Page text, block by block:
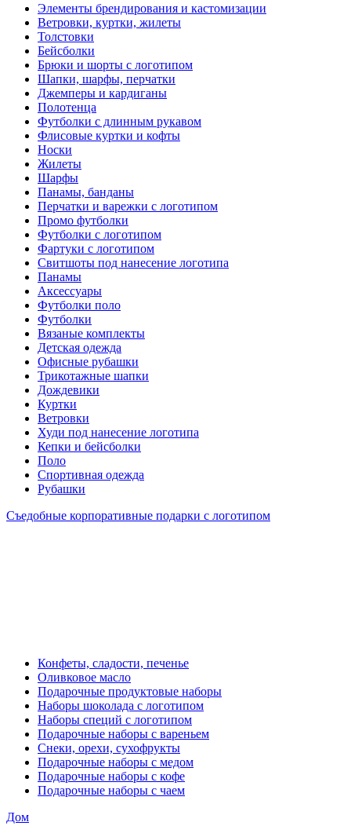
Элементы брендирования и кастомизации
Ветровки, куртки, жилеты
Толстовки
Бейсболки
Брюки и шорты с логотипом
Шапки, шарфы, перчатки
Джемперы и кардиганы
Полотенца
Футболки с длинным рукавом
Флисовые куртки и кофты
Носки
Жилеты
Шарфы
Панамы, банданы
Перчатки и варежки с логотипом
Промо футболки
Футболки с логотипом
Фартуки с логотипом
Свитшоты под нанесение логотипа
Панамы
Аксессуары
Футболки поло
Футболки
Вязаные комплекты
Детская одежда
Офисные рубашки
Трикотажные шапки
Дождевики
Куртки
Ветровки
Худи под нанесение логотипа
Кепки и бейсболки
Поло
Спортивная одежда
Рубашки
Съедобные корпоративные подарки с логотипом
Конфеты, сладости, печенье
Оливковое масло
Подарочные продуктовые наборы
Наборы шоколада с логотипом
Наборы специй с логотипом
Подарочные наборы с вареньем
Снеки, орехи, сухофрукты
Подарочные наборы с медом
Подарочные наборы с кофе
Подарочные наборы с чаем
Дом